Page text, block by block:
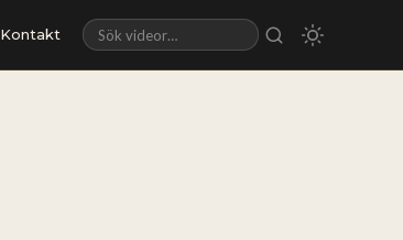
Kontakt
Sök videor